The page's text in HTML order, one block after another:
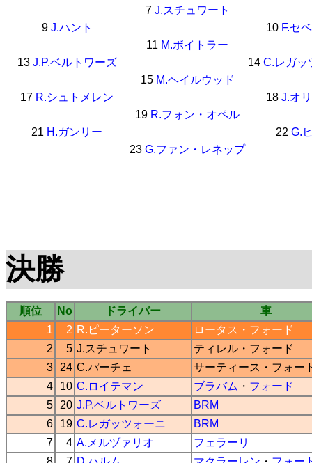
7 J.スチュワート
9 J.ハント 10 F.セ
11 M.ボイトラー
13 J.P.ベルトワーズ 14 C.レガッ
15 M.ヘイルウッド
17 R.シュトメレン 18 J.オ
19 R.フォン・オペル
21 H.ガンリー 22 G.
23 G.ファン・レネップ
決勝
順位 No ドライバー
車
1
2 R.ピーターソン ロータス ・ フォード
2
5 J.スチュワート ティレル ・ フォード
3
24 C.パーチェ サーティース ・ フォー
4
10 C.ロイテマン ブラバム ・ フォード
5
20 J.P.ベルトワーズ
BRM
6
19 C.レガッツォーニ
BRM
7
4 A.メルヅァリオ
フェラーリ